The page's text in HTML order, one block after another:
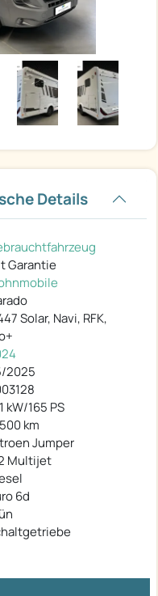
Details
Garantie
Solar, Navi, RFK,
2025
kW/165 PS
km
Jumper
Multijet
6d